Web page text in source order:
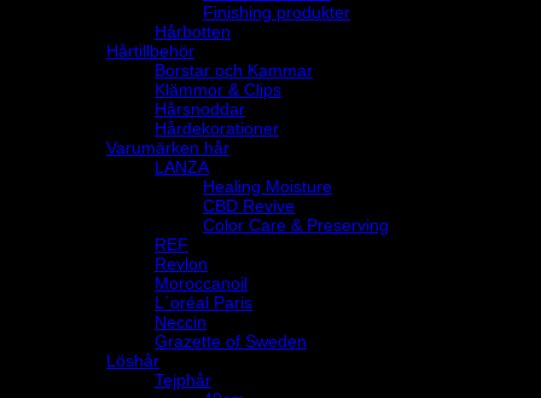
Finishing produkter
Hårbotten
Hårtillbehör
Borstar och Kammar
Klämmor & Clips
Hårsnoddar
Hårdekorationer
Varumärken hår
LANZA
Healing Moisture
CBD Revive
Color Care & Preserving
REF
Revlon
Moroccanoil
L´oréal Paris
Neccin
Grazette of Sweden
Löshår
Tejphår